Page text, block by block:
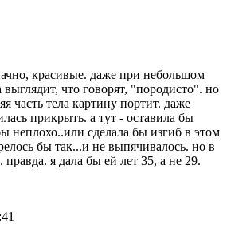
красивые. даже при небольшом
выглядит, что говорят, "породисто". но
часть тела картину портит. даже
прикрыть. а тут - оставила бы
неплохо..или сделала бы изгиб в этом
бы так...и не выпячивалось. но в
я дала бы ей лет 35, а не 29.